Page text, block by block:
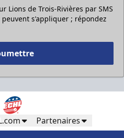
Lions de Trois-Rivières par SMS
s'appliquer ; répondez
Partenaires